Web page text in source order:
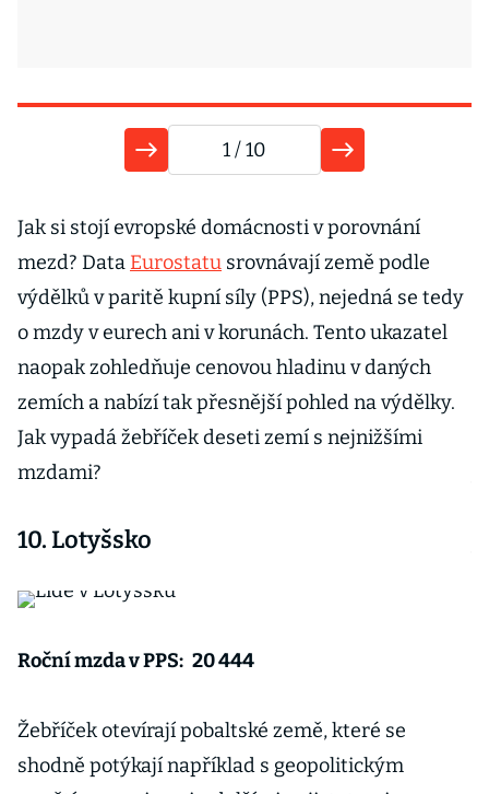
1/ 10
Jak si stojí evropské domácnosti v porovnání
mezd? Data Eurostatu srovnávají země podle
výdělků v paritě kupní síly (PPS), nejedná se tedy
o mzdy v eurech ani v korunách. Tento ukazatel
naopak zohledňuje cenovou hladinu v daných
zemích a nabízí tak přesnější pohled na výdělky.
Jak vypadá žebříček deseti zemí s nejnižšími
mzdami?
10. Lotyšsko
Roční mzda v PPS: 20 444
Žebříček otevírají pobaltské země, které se
shodně potýkají například s geopolitickým